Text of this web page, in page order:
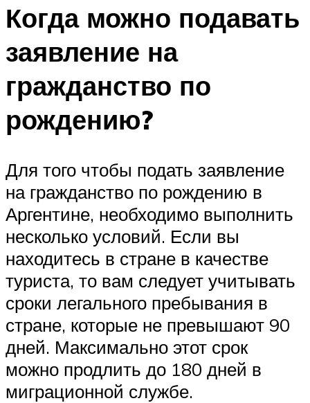
Когда можно подавать
заявление на
гражданство по
рождению?
Для того чтобы подать заявление
на гражданство по рождению в
Аргентине, необходимо выполнить
несколько условий. Если вы
находитесь в стране в качестве
туриста, то вам следует учитывать
сроки легального пребывания в
стране, которые не превышают 90
дней. Максимально этот срок
можно продлить до 180 дней в
миграционной службе.